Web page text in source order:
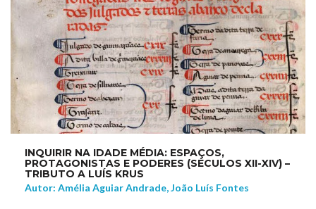
INQUIRIR NA IDADE MÉDIA: ESPAÇOS,
PROTAGONISTAS E PODERES (SÉCULOS XII-XIV) –
TRIBUTO A LUÍS KRUS
Autor: Amélia Aguiar Andrade, João Luís Fontes